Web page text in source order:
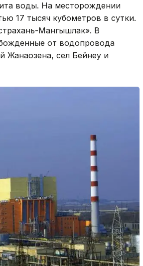
воды. На месторождении
17 тысяч кубометров в сутки.
Мангышлак». В
от водопровода
Жанаозена, сел Бейнеу и